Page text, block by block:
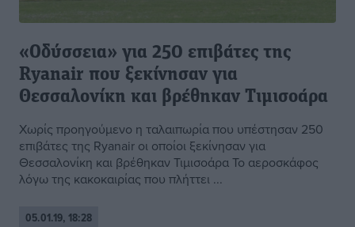
«Οδύσσεια» για 250 επιβάτες της
Ryanair που ξεκίνησαν για
Θεσσαλονίκη και βρέθηκαν Τιμισοάρα
Χωρίς προηγούμενο η ταλαιπωρία που υπέστησαν 250
επιβάτες της Ryanair οι οποίοι ξεκίνησαν για
Θεσσαλονίκη και βρέθηκαν Τιμισοάρα Το αεροσκάφος
λόγω της κακοκαιρίας που πλήττει ...
05.01.19, 18:28